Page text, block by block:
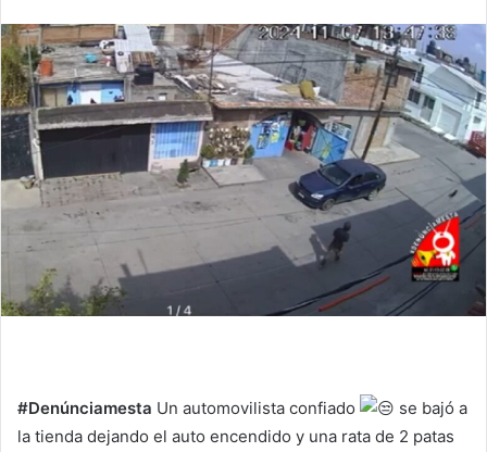
#Denúnciamesta Un automovilista confiado
se bajó a
la tienda dejando el auto encendido y una rata de 2 patas